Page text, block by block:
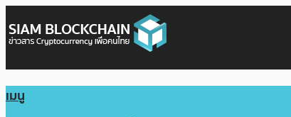
เมนู